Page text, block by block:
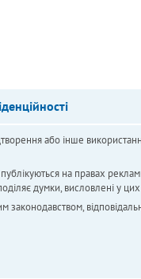
або інше
на правах
думки, висловлені у цих
законодавством,